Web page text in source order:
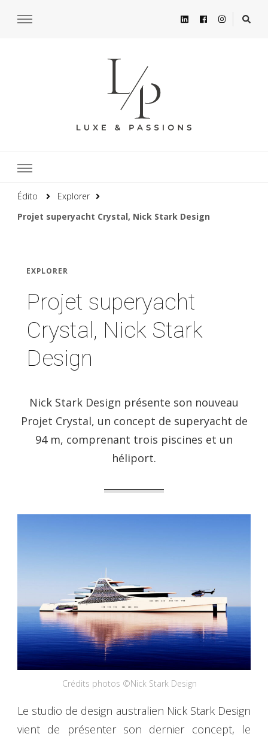
Édito
Explorer
Projet superyacht Crystal, Nick Stark Design
EXPLORER
Projet superyacht
Crystal, Nick Stark
Design
Nick Stark Design présente son nouveau
Projet Crystal, un concept de superyacht de
94 m, comprenant trois piscines et un
héliport.
Crédits photos ©Nick Stark Design
Le studio de design australien Nick Stark Design
vient de présenter son dernier concept, le